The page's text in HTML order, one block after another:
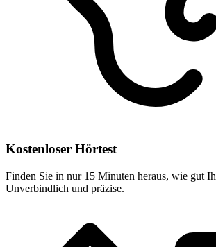
Kostenloser Hörtest
Finden Sie in nur 15 Minuten heraus, wie gut
Unverbindlich und präzise.